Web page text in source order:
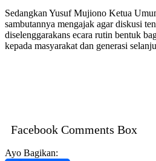
Sedangkan Yusuf Mujiono Ketua
sambutannya mengajak agar diskusi
diselenggarakans ecara rutin bentuk
kepada masyarakat dan generasi
Facebook Comments Box
Ayo Bagikan: